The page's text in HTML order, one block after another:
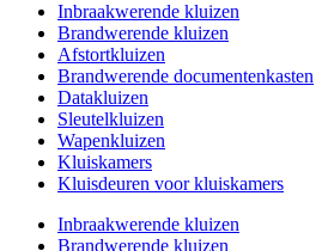
Inbraakwerende kluizen
Brandwerende kluizen
Afstortkluizen
Brandwerende documentenkasten
Datakluizen
Sleutelkluizen
Wapenkluizen
Kluiskamers
Kluisdeuren voor kluiskamers
Inbraakwerende kluizen
Brandwerende kluizen